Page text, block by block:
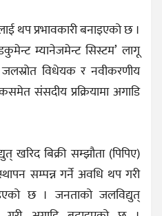
थप प्रभावकारी बनाइएको छ ।
म्यानेजमेन्ट सिस्टम’ लागू
विधेयक र नवीकरणीय
संसदीय प्रक्रियामा अगाडि
खरिद बिक्री सम्झौता (पिपिए)
सम्पन्न गर्ने अवधि थप गरी
छ । जनताको जलविद्युत्